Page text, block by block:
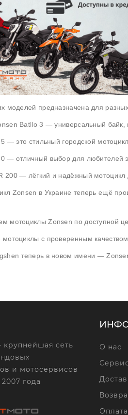
моделей предназначена для
Batllo 3 — универсальный байк,
— это стильный городской
— отличный выбор для любителей
200 — лёгкий и надёжный мотоцикл
Zonsen в Украине теперь ещё
мотоциклы Zonsen по доступной
с проверенным
теперь в новом имени —
сеть
и мотосервисов
года
О нас
Оплата